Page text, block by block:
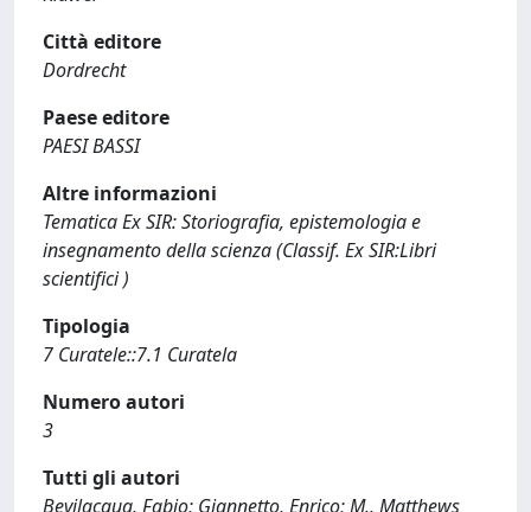
Città editore
Dordrecht
Paese editore
PAESI BASSI
Altre informazioni
Tematica Ex SIR: Storiografia, epistemologia e
insegnamento della scienza (Classif. Ex SIR:Libri
scientifici )
Tipologia
7 Curatele::7.1 Curatela
Numero autori
3
Tutti gli autori
Bevilacqua, Fabio; Giannetto, Enrico; M., Matthews